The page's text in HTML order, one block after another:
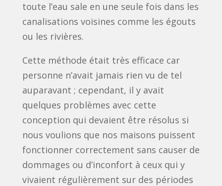
toute l’eau sale en une seule fois dans les
canalisations voisines comme les égouts
ou les rivières.
Cette méthode était très efficace car
personne n’avait jamais rien vu de tel
auparavant ; cependant, il y avait
quelques problèmes avec cette
conception qui devaient être résolus si
nous voulions que nos maisons puissent
fonctionner correctement sans causer de
dommages ou d’inconfort à ceux qui y
vivaient régulièrement sur des périodes